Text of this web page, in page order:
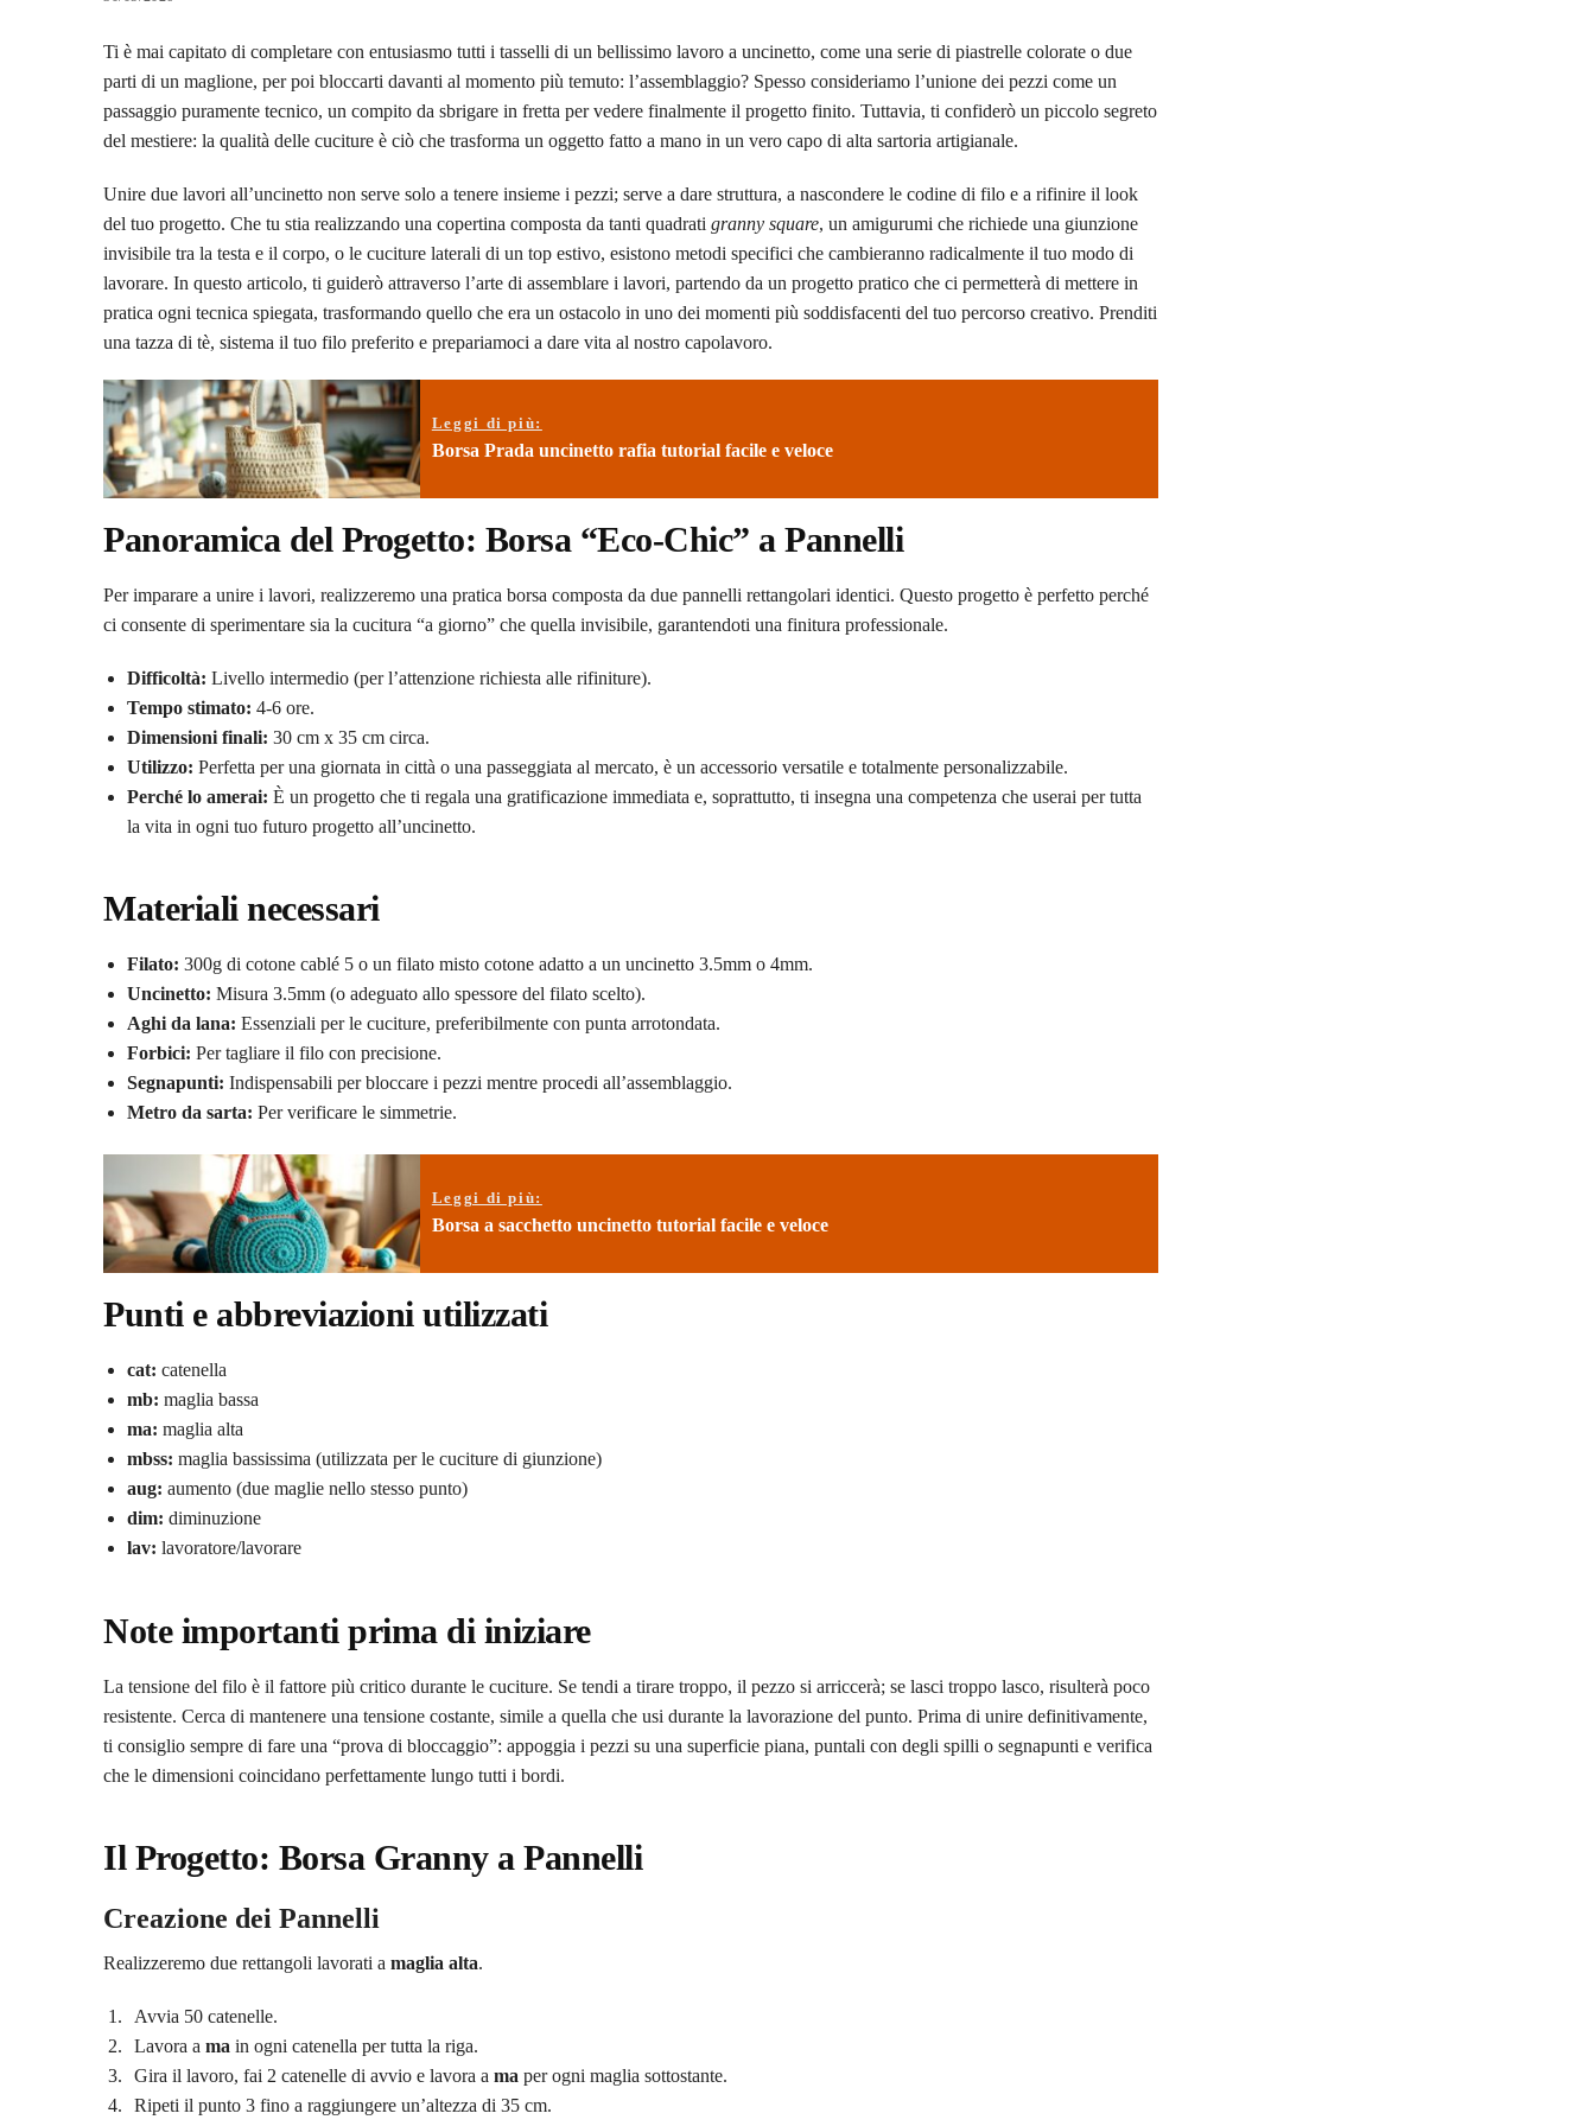
Ti è mai capitato di completare con entusiasmo tutti i tasselli di un bellissimo lavoro a uncinetto, come una serie di piastrelle colorate o due
parti di un maglione, per poi bloccarti davanti al momento più temuto: l’assemblaggio? Spesso consideriamo l’unione dei pezzi come un
passaggio puramente tecnico, un compito da sbrigare in fretta per vedere finalmente il progetto finito. Tuttavia, ti confiderò un piccolo segreto
del mestiere: la qualità delle cuciture è ciò che trasforma un oggetto fatto a mano in un vero capo di alta sartoria artigianale.
Unire due lavori all’uncinetto non serve solo a tenere insieme i pezzi; serve a dare struttura, a nascondere le codine di filo e a rifinire il look
del tuo progetto. Che tu stia realizzando una copertina composta da tanti quadrati granny square, un amigurumi che richiede una giunzione
invisibile tra la testa e il corpo, o le cuciture laterali di un top estivo, esistono metodi specifici che cambieranno radicalmente il tuo modo di
lavorare. In questo articolo, ti guiderò attraverso l’arte di assemblare i lavori, partendo da un progetto pratico che ci permetterà di mettere in
pratica ogni tecnica spiegata, trasformando quello che era un ostacolo in uno dei momenti più soddisfacenti del tuo percorso creativo. Prenditi
una tazza di tè, sistema il tuo filo preferito e prepariamoci a dare vita al nostro capolavoro.
Leggi di più:
Borsa Prada uncinetto rafia tutorial facile e veloce
Panoramica del Progetto: Borsa “Eco-Chic” a Pannelli
Per imparare a unire i lavori, realizzeremo una pratica borsa composta da due pannelli rettangolari identici. Questo progetto è perfetto perché
ci consente di sperimentare sia la cucitura “a giorno” che quella invisibile, garantendoti una finitura professionale.
Difficoltà: Livello intermedio (per l’attenzione richiesta alle rifiniture).
Tempo stimato: 4-6 ore.
Dimensioni finali: 30 cm x 35 cm circa.
Utilizzo: Perfetta per una giornata in città o una passeggiata al mercato, è un accessorio versatile e totalmente personalizzabile.
Perché lo amerai: È un progetto che ti regala una gratificazione immediata e, soprattutto, ti insegna una competenza che userai per tutta
la vita in ogni tuo futuro progetto all’uncinetto.
Materiali necessari
Filato: 300g di cotone cablé 5 o un filato misto cotone adatto a un uncinetto 3.5mm o 4mm.
Uncinetto: Misura 3.5mm (o adeguato allo spessore del filato scelto).
Aghi da lana: Essenziali per le cuciture, preferibilmente con punta arrotondata.
Forbici: Per tagliare il filo con precisione.
Segnapunti: Indispensabili per bloccare i pezzi mentre procedi all’assemblaggio.
Metro da sarta: Per verificare le simmetrie.
Leggi di più:
Borsa a sacchetto uncinetto tutorial facile e veloce
Punti e abbreviazioni utilizzati
cat: catenella
mb: maglia bassa
ma: maglia alta
mbss: maglia bassissima (utilizzata per le cuciture di giunzione)
aug: aumento (due maglie nello stesso punto)
dim: diminuzione
lav: lavoratore/lavorare
Note importanti prima di iniziare
La tensione del filo è il fattore più critico durante le cuciture. Se tendi a tirare troppo, il pezzo si arriccerà; se lasci troppo lasco, risulterà poco
resistente. Cerca di mantenere una tensione costante, simile a quella che usi durante la lavorazione del punto. Prima di unire definitivamente,
ti consiglio sempre di fare una “prova di bloccaggio”: appoggia i pezzi su una superficie piana, puntali con degli spilli o segnapunti e verifica
che le dimensioni coincidano perfettamente lungo tutti i bordi.
Il Progetto: Borsa Granny a Pannelli
Creazione dei Pannelli
Realizzeremo due rettangoli lavorati a maglia alta.
Avvia 50 catenelle.
Lavora a ma in ogni catenella per tutta la riga.
Gira il lavoro, fai 2 catenelle di avvio e lavora a ma per ogni maglia sottostante.
Ripeti il punto 3 fino a raggiungere un’altezza di 35 cm.